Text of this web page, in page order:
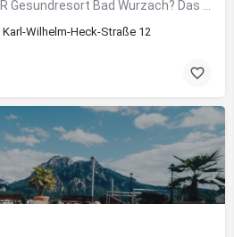
Karl-Wilhelm-Heck-Straße 12